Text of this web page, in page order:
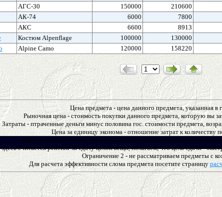
АГС-30 150000 210600
АК-74 6000 7800
АКС 6600 8913
Костюм Alpenflage 100000 130000
Alpine Camo 120000 158220
Цена предмета - цена данного предмета, указанная в
Рыночная цена - стоимость покупки данного предмета, которую вы
Затраты - птраченные деньги минус половина гос. стоимости предмета,
Цена за единицу эконома - отношение затрат к количеству
Данные обновляются 1 раз в час. Цены берутся по самой низкой цене
считается рейтинг за сдачу целой вещи, полагаем, что цель сдачи -
Ограничение 2 - не рассматриваем предметы с
Для расчета эффективности слома предмета посетите страницу